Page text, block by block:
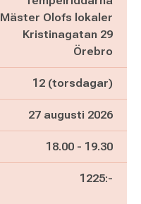
Mäster Olofs lokaler
Kristinagatan 29
Örebro
12 (torsdagar)
27 augusti 2026
Pågår mellan
18.00 - och
19.30
1225:-